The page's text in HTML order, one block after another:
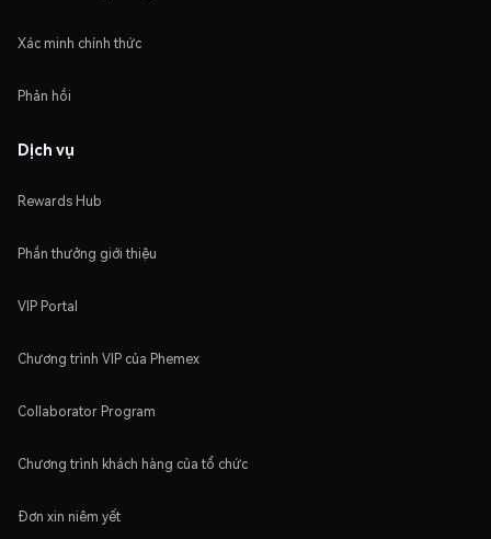
Xác minh chính thức
Phản hồi
Dịch vụ
Rewards Hub
Phần thưởng giới thiệu
VIP Portal
Chương trình VIP của Phemex
Collaborator Program
Chương trình khách hàng của tổ chức
Đơn xin niêm yết